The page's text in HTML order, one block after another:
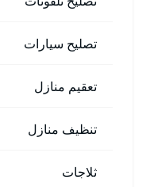
تصليح سيارات
تعقيم منازل
تنظيف منازل
ثلاجات